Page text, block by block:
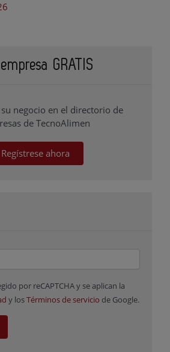
GRATIS
negocio en el directorio de
de TecnoAlimen
Regístrese ahora
por reCAPTCHA y se aplican la
y losTérminos de servicio de Google.